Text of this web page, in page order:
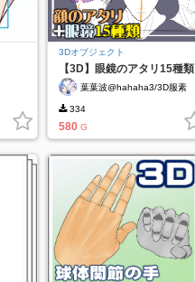
3Dオブジェクト
【3D】眼鏡のアタリ15種類
＋顔 葉葉波@hahaha3/3D服素
334
580 G